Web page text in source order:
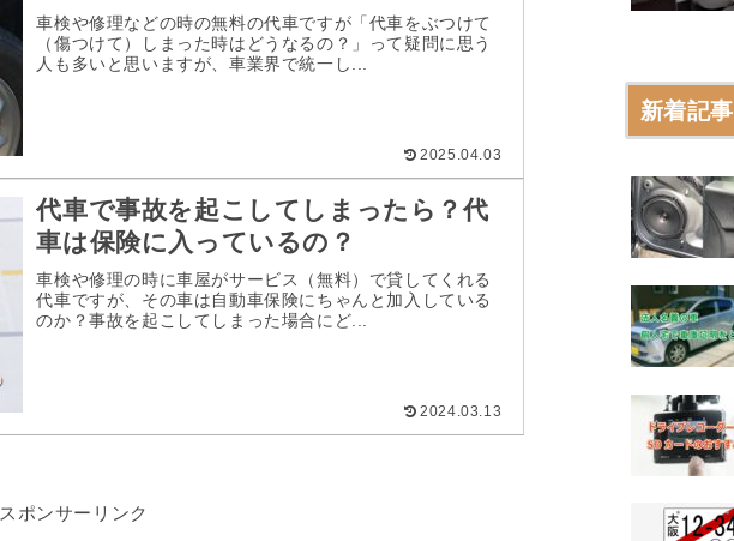
車検や修理などの時の無料の代車ですが「代車をぶつけて
（傷つけて）しまった時はどうなるの？」って疑問に思う
人も多いと思いますが、車業界で統一し...
2025.04.03
代車で事故を起こしてしまったら？代
車は保険に入っているの？
車検や修理の時に車屋がサービス（無料）で貸してくれる
代車ですが、その車は自動車保険にちゃんと加入している
のか？事故を起こしてしまった場合にど...
2024.03.13
スポンサーリンク
新着記事